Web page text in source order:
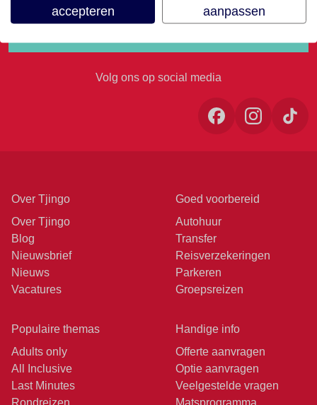
Volg ons op social media
Over Tjingo
Over Tjingo
Blog
Nieuwsbrief
Nieuws
Vacatures
Goed voorbereid
Autohuur
Transfer
Reisverzekeringen
Parkeren
Groepsreizen
Populaire themas
Adults only
All Inclusive
Last Minutes
Rondreizen
Handige info
Offerte aanvragen
Optie aanvragen
Veelgestelde vragen
Matsprogramma
accepteren
aanpassen